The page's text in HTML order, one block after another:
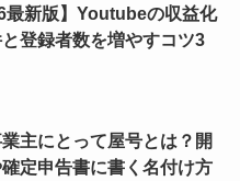
最新版】Youtubeの収益化
登録者数を増やすコツ3
主にとって屋号とは？開
定申告書に書く名付け方